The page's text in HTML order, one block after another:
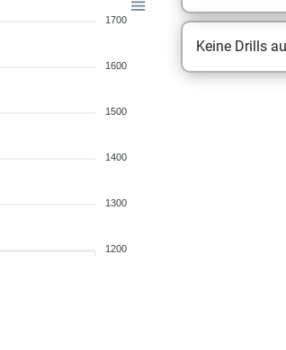
1700
1600
1500
1400
1300
1200
Keine Drills